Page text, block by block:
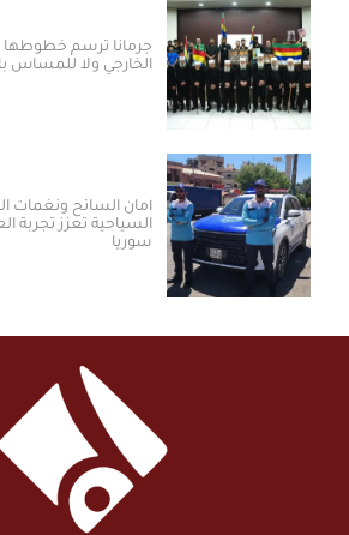
جرمانا ترسم خطوطها الحمراء: لا
الخارجي ولا للمساس بالسلم الأهلي
أمان السائح ونغمات الوطن:
السياحية تعزز تجربة العودة
سوريا